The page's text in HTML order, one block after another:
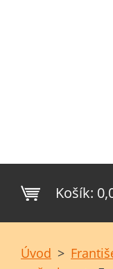
Košík:
Úvod >